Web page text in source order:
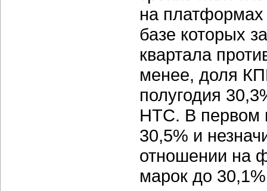
на
базе которых
квартала
менее, доля
полугодия
HTC. В первом
30,5% и
отношении на
марок до